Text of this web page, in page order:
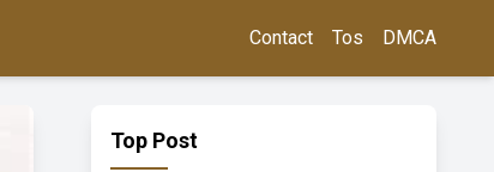
Contact Tos DMCA
Top Post